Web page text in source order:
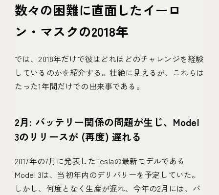
数々の困難に直面したイーロ
ン・マスクの2018年
では、2018年だけで彼はどれほどのチャレンジを経験
しているのかを紹介する。壮絶に見えるが、これらは
たった1年間だけでの出来事である。
2月: バッテリー関係の問題が生じ、Model
3のリリースが (再度) 遅れる
2017年の7月に発表したTeslaの最新モデルである
Model 3は、当初年内のデリバリーを予定していた。
しかし、何度となく生産が遅れ、今年の2月には、バ